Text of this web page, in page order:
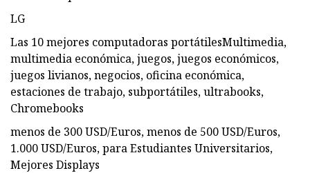
LG
Las 10 mejores computadoras portátilesMultimedia,
multimedia económica, juegos, juegos económicos,
juegos livianos, negocios, oficina económica,
estaciones de trabajo, subportátiles, ultrabooks,
Chromebooks
menos de 300 USD/Euros, menos de 500 USD/Euros,
1.000 USD/Euros, para Estudiantes Universitarios,
Mejores Displays